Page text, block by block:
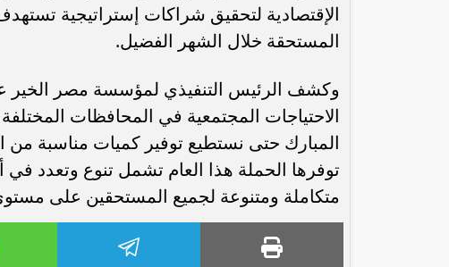
الإقتصادية لتحقيق شراكات إستراتيجية تستهدف
المستحقة خلال الشهر الفضيل.
وكشف الرئيس التنفيذي لمؤسسة مصر الخير
الاحتياجات المجتمعية في المحافظات
المبارك حتى نستطيع توفير كميات مناسبة من
توفرها الحملة هذا العام تشمل تنوع وتعدد
متكاملة ومتنوعة لجميع المستحقين على